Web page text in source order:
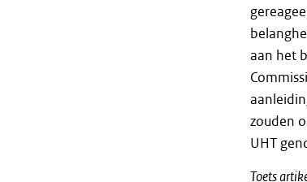
aan het
zouden
UHT
Toets